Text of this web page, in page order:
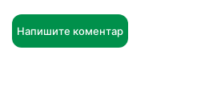
Напишите коментар